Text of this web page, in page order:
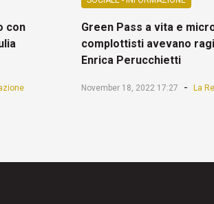
con
Green Pass a vita e
complottisti avevano
Enrica Perucchietti
November 18, 2022 17:27 - La